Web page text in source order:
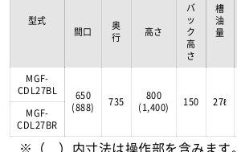
型式
槽
油
量
間口
奥
行
高さ
バ
ッ
ク
高
さ
MGF-
CDL27BL
650
(888)
735
800
(1,400)
150 27ℓ
MGF-
CDL27BR
※（ ）内寸法は操作部を含みます。